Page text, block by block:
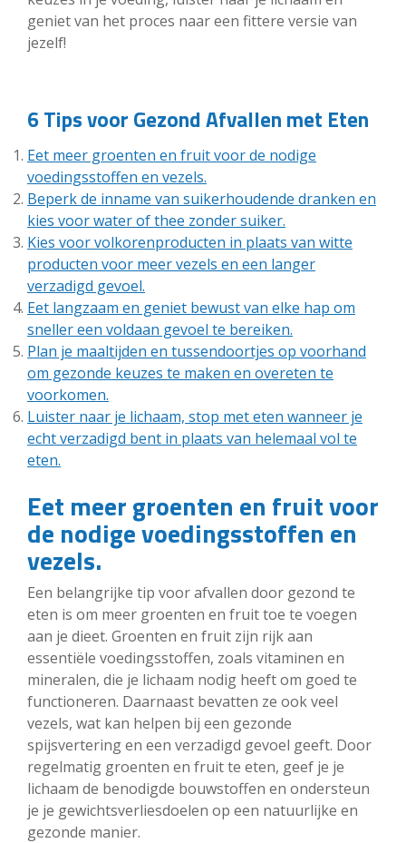
geniet van het proces naar een fittere versie van
jezelf!
6 Tips voor Gezond Afvallen met Eten
Eet meer groenten en fruit voor de nodige
voedingsstoffen en vezels.
Beperk de inname van suikerhoudende dranken en
kies voor water of thee zonder suiker.
Kies voor volkorenproducten in plaats van witte
producten voor meer vezels en een langer
verzadigd gevoel.
Eet langzaam en geniet bewust van elke hap om
sneller een voldaan gevoel te bereiken.
Plan je maaltijden en tussendoortjes op voorhand
om gezonde keuzes te maken en overeten te
voorkomen.
Luister naar je lichaam, stop met eten wanneer je
echt verzadigd bent in plaats van helemaal vol te
eten.
Eet meer groenten en fruit voor
de nodige voedingsstoffen en
vezels.
Een belangrijke tip voor afvallen door gezond te
eten is om meer groenten en fruit toe te voegen
aan je dieet. Groenten en fruit zijn rijk aan
essentiële voedingsstoffen, zoals vitaminen en
mineralen, die je lichaam nodig heeft om goed te
functioneren. Daarnaast bevatten ze ook veel
vezels, wat kan helpen bij een gezonde
spijsvertering en een verzadigd gevoel geeft. Door
regelmatig groenten en fruit te eten, geef je je
lichaam de benodigde bouwstoffen en ondersteun
je je gewichtsverliesdoelen op een natuurlijke en
gezonde manier.